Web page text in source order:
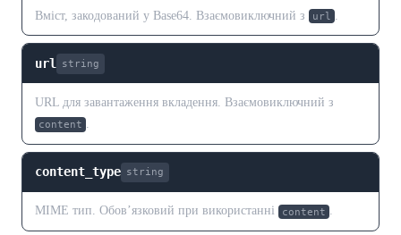
Вміст, закодований у Base64. Взаємовиключний з url .
url string
URL для завантаження вкладення. Взаємовиключний з
content .
content_type string
MIME тип. Обов’язковий при використанні content .